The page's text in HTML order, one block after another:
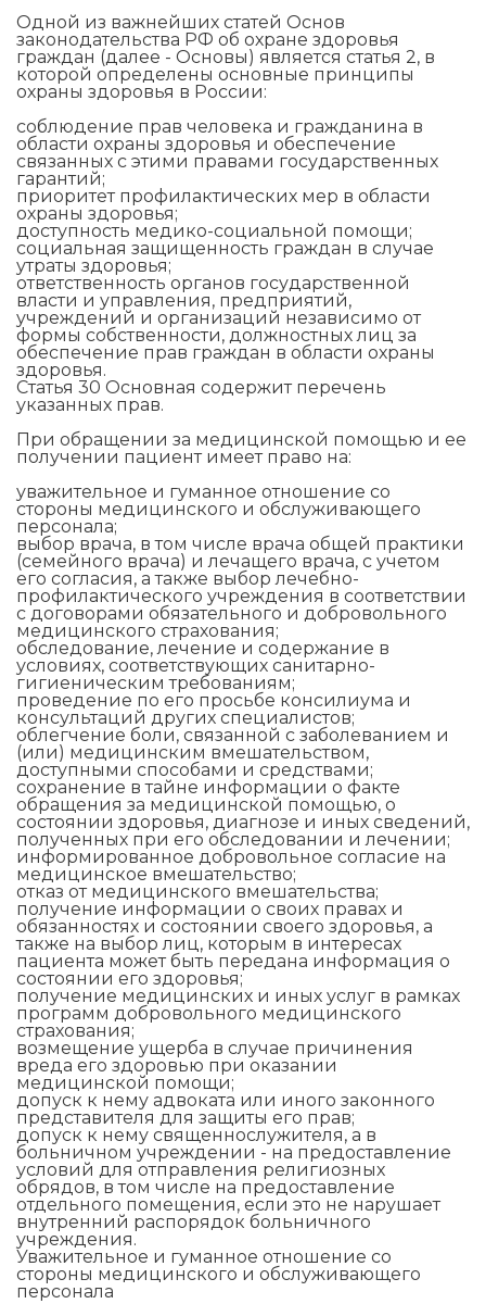
Одной из важнейших статей Основ
законодательства РФ об охране здоровья
граждан (далее - Основы) является статья 2, в
которой определены основные принципы
охраны здоровья в России:
соблюдение прав человека и гражданина в
области охраны здоровья и обеспечение
связанных с этими правами государственных
гарантий;
приоритет профилактических мер в области
охраны здоровья;
доступность медико-социальной помощи;
социальная защищенность граждан в случае
утраты здоровья;
ответственность органов государственной
власти и управления, предприятий,
учреждений и организаций независимо от
формы собственности, должностных лиц за
обеспечение прав граждан в области охраны
здоровья.
Статья 30 Основная содержит перечень
указанных прав.
При обращении за медицинской помощью и ее
получении пациент имеет право на:
уважительное и гуманное отношение со
стороны медицинского и обслуживающего
персонала;
выбор врача, в том числе врача общей практики
(семейного врача) и лечащего врача, с учетом
его согласия, а также выбор лечебно-
профилактического учреждения в соответствии
с договорами обязательного и добровольного
медицинского страхования;
обследование, лечение и содержание в
условиях, соответствующих санитарно-
гигиеническим требованиям;
проведение по его просьбе консилиума и
консультаций других специалистов;
облегчение боли, связанной с заболеванием и
(или) медицинским вмешательством,
доступными способами и средствами;
сохранение в тайне информации о факте
обращения за медицинской помощью, о
состоянии здоровья, диагнозе и иных сведений,
полученных при его обследовании и лечении;
информированное добровольное согласие на
медицинское вмешательство;
отказ от медицинского вмешательства;
получение информации о своих правах и
обязанностях и состоянии своего здоровья, а
также на выбор лиц, которым в интересах
пациента может быть передана информация о
состоянии его здоровья;
получение медицинских и иных услуг в рамках
программ добровольного медицинского
страхования;
возмещение ущерба в случае причинения
вреда его здоровью при оказании
медицинской помощи;
допуск к нему адвоката или иного законного
представителя для защиты его прав;
допуск к нему священнослужителя, а в
больничном учреждении - на предоставление
условий для отправления религиозных
обрядов, в том числе на предоставление
отдельного помещения, если это не нарушает
внутренний распорядок больничного
учреждения.
Уважительное и гуманное отношение со
стороны медицинского и обслуживающего
персонала